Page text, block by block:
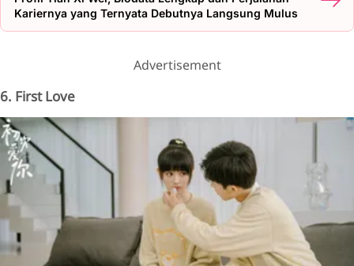
Kariernya yang Ternyata Debutnya Langsung Mulus
Advertisement
6. First Love